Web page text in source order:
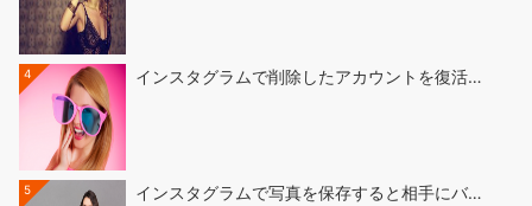
4 インスタグラムで削除したアカウントを復活…
5 インスタグラムで写真を保存すると相手にバ…